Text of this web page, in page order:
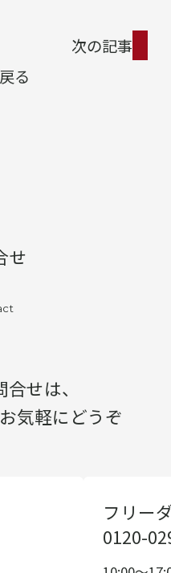
る
次の記事
せ
せは、
気軽にどうぞ
フリー
0120-